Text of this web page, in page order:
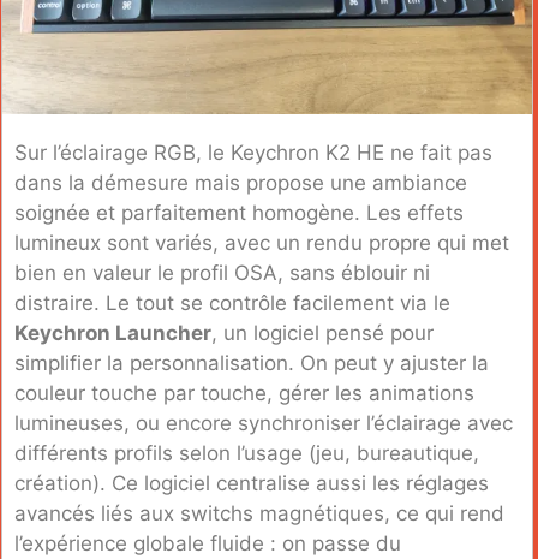
Sur l’éclairage RGB, le Keychron K2 HE ne fait pas
dans la démesure mais propose une ambiance
soignée et parfaitement homogène. Les effets
lumineux sont variés, avec un rendu propre qui met
bien en valeur le profil OSA, sans éblouir ni
distraire. Le tout se contrôle facilement via le
Keychron Launcher, un logiciel pensé pour
simplifier la personnalisation. On peut y ajuster la
couleur touche par touche, gérer les animations
lumineuses, ou encore synchroniser l’éclairage avec
différents profils selon l’usage (jeu, bureautique,
création). Ce logiciel centralise aussi les réglages
avancés liés aux switchs magnétiques, ce qui rend
l’expérience globale fluide : on passe du